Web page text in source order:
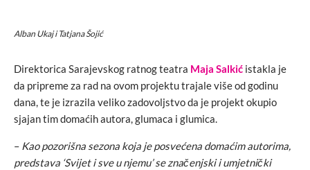
Alban Ukaj i Tatjana Šojić
Direktorica Sarajevskog ratnog teatra Maja Salkić istakla je
da pripreme za rad na ovom projektu trajale više od godinu
dana, te je izrazila veliko zadovoljstvo da je projekt okupio
sjajan tim domaćih autora, glumaca i glumica.
– Kao pozorišna sezona koja je posvećena domaćim autorima,
predstava ‘Svijet i sve u njemu’ se značenjski i umjetnički